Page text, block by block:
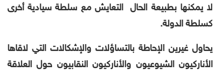
لا يمكنها بطبيعة الحال التعايش مع سلطة سيادية أخرى
كسلطة الدولة.
يحاول غيرين الإحاطة بالتساؤلات والإشكالات التي لاقاها
الأناركيون الشيوعيون والأناركيون النقابيون حول العلاقة